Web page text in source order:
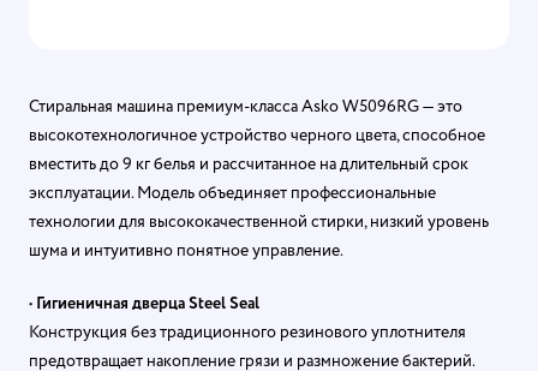
Стиральная машина премиум-класса Asko W5096RG — это
высокотехнологичное устройство черного цвета, способное
вместить до 9 кг белья и рассчитанное на длительный срок
эксплуатации. Модель объединяет профессиональные
технологии для высококачественной стирки, низкий уровень
шума и интуитивно понятное управление.
• Гигиеничная дверца Steel Seal
Конструкция без традиционного резинового уплотнителя
предотвращает накопление грязи и размножение бактерий.